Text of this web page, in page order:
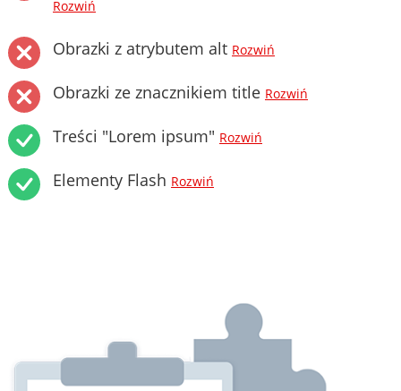
Rozwiń
Obrazki z atrybutem alt Rozwiń
Obrazki ze znacznikiem title Rozwiń
Treści "Lorem ipsum" Rozwiń
Elementy Flash Rozwiń